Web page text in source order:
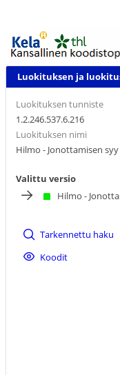
Luokituksen ja
Luokituksen tunniste
1.2.246.537.6.216
Luokituksen nimi
Hilmo - Jonottamisen syy
Valittu versio
Hilmo -
Tarkennettu haku
Koodit